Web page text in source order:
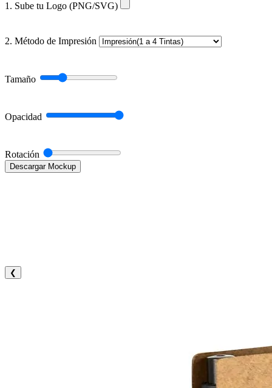
1. Sube tu Logo (PNG/SVG)
2. Método de Impresión
Tamaño
Opacidad
Rotación
Descargar Mockup
❮